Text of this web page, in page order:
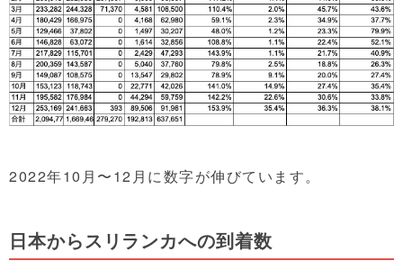
2022年10月〜12月に数字が伸びています。
日本からスリランカへの到着数